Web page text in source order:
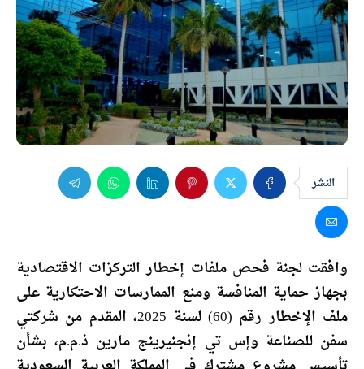
النشر
وافقت لجنة فحص ملفات إخطار التركزات الاقتصادية
بجهاز حماية المنافسة ومنع الممارسات الاحتكارية على
ملف الإخطار رقم (60) لسنة 2025، المقدم من شركتي
سفن للصناعة وإس تي إنجنيرينج مارين ذ.م.م، بشأن